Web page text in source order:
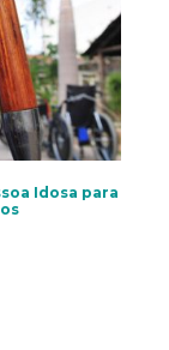
Idosa para